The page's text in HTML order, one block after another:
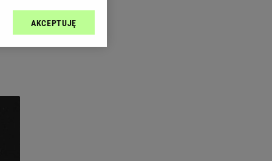
sp. z o.o., jej
AKCEPTUJĘ